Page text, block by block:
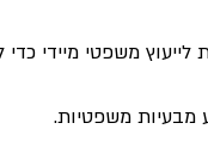
משפטי מיידי כדי
מבעיות משפטיות.